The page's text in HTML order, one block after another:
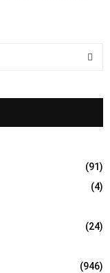
R
C
H
(91)
(4)
(24)
(946)